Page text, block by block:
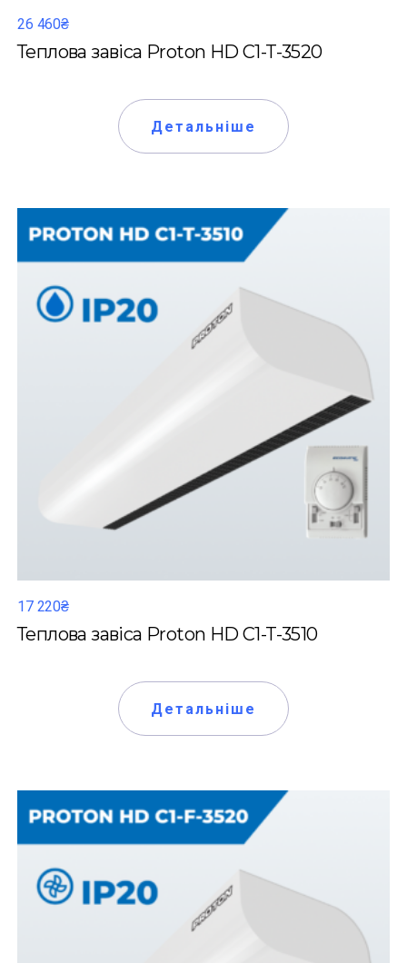
26 460₴
Теплова завіса Proton HD C1-T-3520
Детальніше
17 220₴
Теплова завіса Proton HD C1-T-3510
Детальніше